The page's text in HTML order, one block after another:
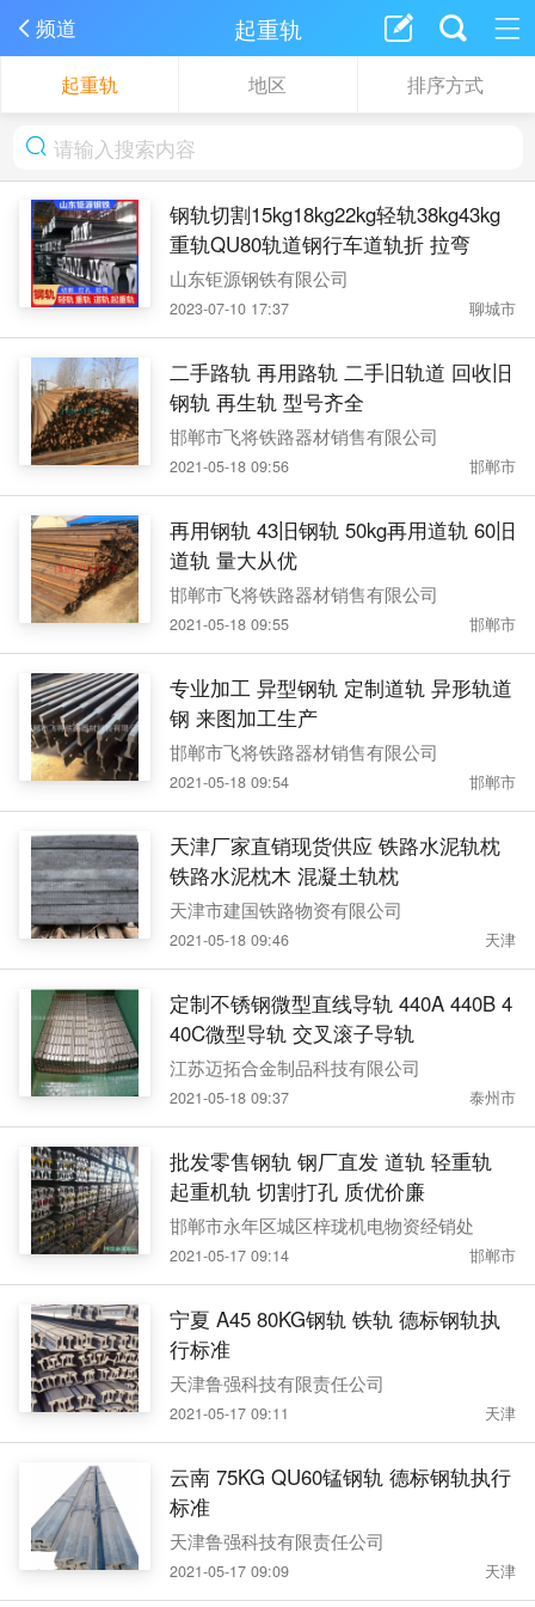
频道 起重轨
起重轨 地区 排序方式
钢轨切割15kg18kg22kg轻轨38kg43kg
重轨QU80轨道钢行车道轨折 拉弯
山东钜源钢铁有限公司
2023-07-10 17:37 聊城市
二手路轨 再用路轨 二手旧轨道 回收旧
钢轨 再生轨 型号齐全
邯郸市飞将铁路器材销售有限公司
2021-05-18 09:56 邯郸市
再用钢轨 43旧钢轨 50kg再用道轨 60旧
道轨 量大从优
邯郸市飞将铁路器材销售有限公司
2021-05-18 09:55 邯郸市
专业加工 异型钢轨 定制道轨 异形轨道
钢 来图加工生产
邯郸市飞将铁路器材销售有限公司
2021-05-18 09:54 邯郸市
天津厂家直销现货供应 铁路水泥轨枕
铁路水泥枕木 混凝土轨枕
天津市建国铁路物资有限公司
2021-05-18 09:46 天津
定制不锈钢微型直线导轨 440A 440B 4
40C微型导轨 交叉滚子导轨
江苏迈拓合金制品科技有限公司
2021-05-18 09:37 泰州市
批发零售钢轨 钢厂直发 道轨 轻重轨
起重机轨 切割打孔 质优价廉
邯郸市永年区城区梓珑机电物资经销处
2021-05-17 09:14 邯郸市
宁夏 A45 80KG钢轨 铁轨 德标钢轨执
行标准
天津鲁强科技有限责任公司
2021-05-17 09:11 天津
云南 75KG QU60锰钢轨 德标钢轨执行
标准
天津鲁强科技有限责任公司
2021-05-17 09:09 天津